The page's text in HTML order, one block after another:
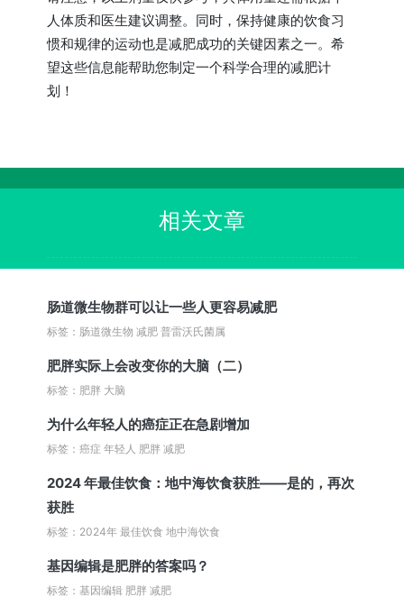
人体质和医生建议调整。同时，保持健康的饮食习
惯和规律的运动也是减肥成功的关键因素之一。希
望这些信息能帮助您制定一个科学合理的减肥计
划！
相关文章
肠道微生物群可以让一些人更容易减肥
标签：肠道微生物 减肥 普雷沃氏菌属
肥胖实际上会改变你的大脑（二）
标签：肥胖 大脑
为什么年轻人的癌症正在急剧增加
标签：癌症 年轻人 肥胖 减肥
2024 年最佳饮食：地中海饮食获胜——是的，再次
获胜
标签：2024年 最佳饮食 地中海饮食
基因编辑是肥胖的答案吗？
标签：基因编辑 肥胖 减肥